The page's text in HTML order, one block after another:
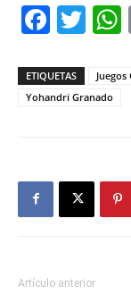
ETIQUETAS
Yohandri Granado
Artículo anterior